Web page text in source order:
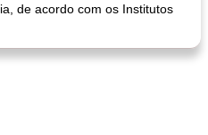
de acordo com os Institutos